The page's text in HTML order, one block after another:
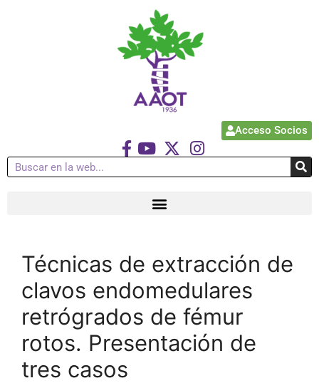
Acceso Socios
Técnicas de extracción de
clavos endomedulares
retrógrados de fémur
rotos. Presentación de
tres casos